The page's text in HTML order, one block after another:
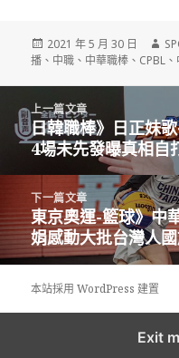
發
佈
2021 年 5 月 30 日
作
者
播 、 中職 、 中華職棒 、 CPBL 、
上一篇文章
上
一
篇
文
章:
日韓職棒》日正妹
4場未先發曝真相自
下一篇文章
下
一
篇
文
東京奧運-籃球》
娟感動大批台灣人
本站採用 WordPress 建置
Exit